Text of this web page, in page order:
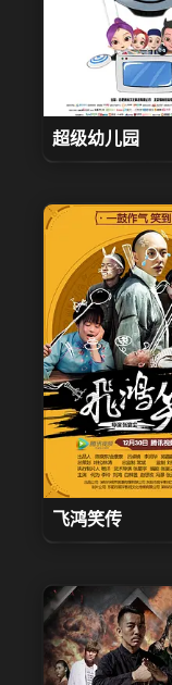
超级幼儿园
飞鸿笑传